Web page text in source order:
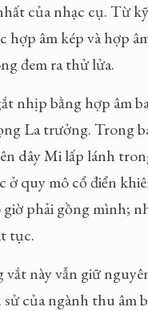
của nhạc cụ. Từ
âm kép và hợp
đem ra thử lửa.
nhịp bằng hợp âm
La trưởng. Trong
dây Mi lấp lánh
ở quy mô cổ điển
phải gồng mình;
tục.
này vẫn giữ
của ngành thu âm